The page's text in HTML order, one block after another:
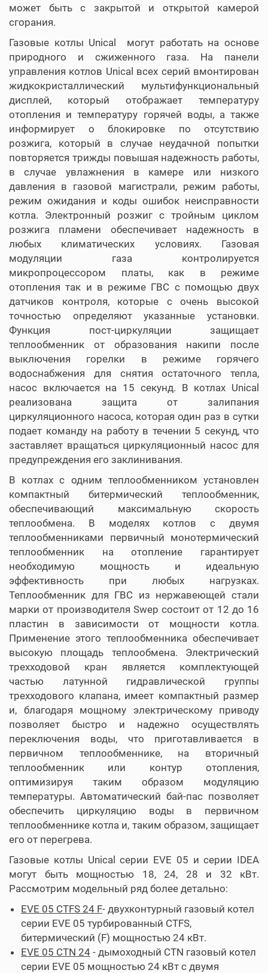
может быть с закрытой и открытой камерой
сгорания.
Газовые котлы Unical могут работать на основе
природного и сжиженного газа. На панели
управления котлов Unical всех серий вмонтирован
жидкокристаллический мультифункциональный
дисплей, который отображает температуру
отопления и температуру горячей воды, а также
информирует о блокировке по отсутствию
розжига, который в случае неудачной попытки
повторяется трижды повышая надежность работы,
в случае увлажнения в камере или низкого
давления в газовой магистрали, режим работы,
режим ожидания и коды ошибок неисправности
котла. Электронный розжиг с тройным циклом
розжига пламени обеспечивает надежность в
любых климатических условиях. Газовая
модуляции газа контролируется
микропроцессором платы, как в режиме
отопления так и в режиме ГВС с помощью двух
датчиков контроля, которые с очень высокой
точностью определяют указанные установки.
Функция пост-циркуляции защищает
теплообменник от образования накипи после
выключения горелки в режиме горячего
водоснабжения для снятия остаточного тепла,
насос включается на 15 секунд. В котлах Unical
реализована защита от залипания
циркуляционного насоса, которая один раз в сутки
подает команду на работу в течении 5 секунд, что
заставляет вращаться циркуляционный насос для
предупреждения его заклинивания.
В котлах с одним теплообменником установлен
компактный битермический теплообменник,
обеспечивающий максимальную скорость
теплообмена. В моделях котлов с двумя
теплообменниками первичный монотермический
теплообменник на отопление гарантирует
необходимую мощность и идеальную
эффективность при любых нагрузках.
Теплообменник для ГВС из нержавеющей стали
марки от производителя Swep состоит от 12 до 16
пластин в зависимости от мощности котла.
Применение этого теплообменника обеспечивает
высокую площадь теплообмена. Электрический
трехходовой кран является комплектующей
частью латунной гидравлической группы
трехходового клапана, имеет компактный размер
и, благодаря мощному электрическому приводу
позволяет быстро и надежно осуществлять
переключения воды, что приготавливается в
первичном теплообменнике, на вторичный
теплообменник или контур отопления,
оптимизируя таким образом модуляцию
температуры. Автоматический бай-пас позволяет
обеспечить циркуляцию воды в первичном
теплообменнике котла и, таким образом, защищает
его от перегрева.
Газовые котлы Unical серии EVE 05 и серии IDEA
могут быть мощностью 18, 24, 28 и 32 кВт.
Рассмотрим модельный ряд более детально:
EVE 05 CTFS 24 F- двухконтурный газовый котел
серии EVE 05 турбированный CTFS,
битермический (F) мощностью 24 кВт.
EVE 05 CTN 24 - дымоходный CTN газовый котел
серии EVE 05 мощностью 24 кВт с двумя